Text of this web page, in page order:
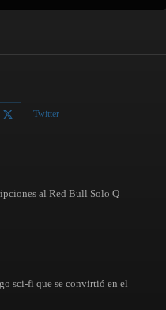
Twitter
al Red Bull Solo Q
sci-fi que se convirtió en el